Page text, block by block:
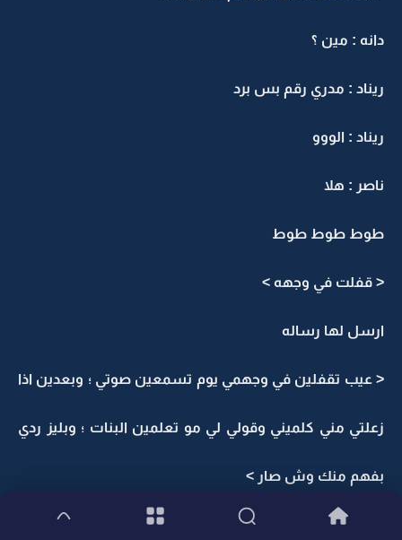
دانه : مين ؟
ريناد : مدري رقم بس برد
ريناد : الووو
ناصر : هلا
طوط طوط طوط
< قفلت في وجهه >
ارسل لها رساله
< عيب تقفلين في وجهمي يوم تسمعين صوتي ؛ وبعدين اذا
زعلتي مني كلميني وقولي لي مو تعلمين البنات ؛ وبليز ردي
بفهم منك وش صار >
جود : هههههه حررام ردي عليه